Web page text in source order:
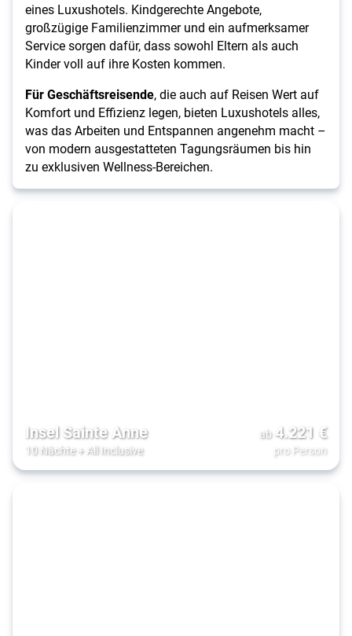
eines Luxushotels. Kindgerechte Angebote,
großzügige Familienzimmer und ein aufmerksamer
Service sorgen dafür, dass sowohl Eltern als auch
Kinder voll auf ihre Kosten kommen.
Für Geschäftsreisende, die auch auf Reisen Wert auf
Komfort und Effizienz legen, bieten Luxushotels alles,
was das Arbeiten und Entspannen angenehm macht –
von modern ausgestatteten Tagungsräumen bis hin
zu exklusiven Wellness-Bereichen.
Insel Sainte Anne
10 Nächte+ All Inclusive
ab 4.221 €
pro Person